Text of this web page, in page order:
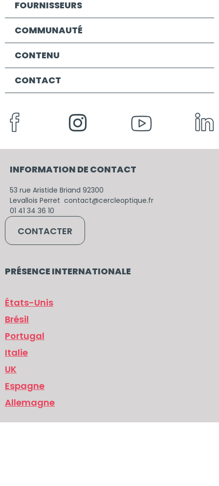
FOURNISSEURS
COMMUNAUTÉ
CONTENU
CONTACT
INFORMATION DE CONTACT
53 rue Aristide Briand 92300
Levallois Perret contact@cercleoptique.fr
01 41 34 36 10
CONTACTER
PRÉSENCE INTERNATIONALE
États-Unis
Brésil
Portugal
Italie
UK
Espagne
Allemagne